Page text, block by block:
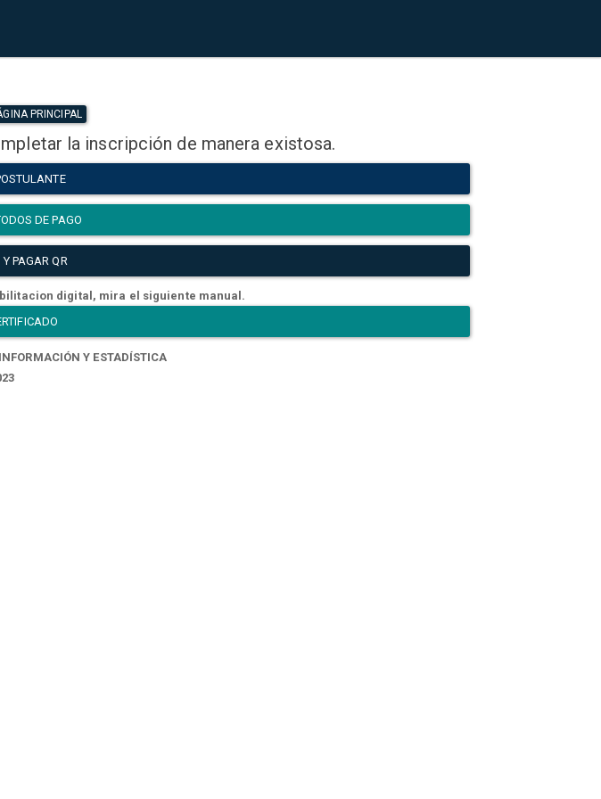
PRINCIPAL
la inscripción de manera existosa.
DE PAGO
PAGAR QR
digital, mira el siguiente manual.
Y ESTADÍSTICA